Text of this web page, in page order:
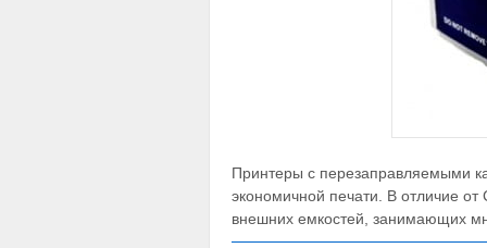
Принтеры с перезаправляемыми
экономичной печати. В отличие
внешних емкостей, занимающих